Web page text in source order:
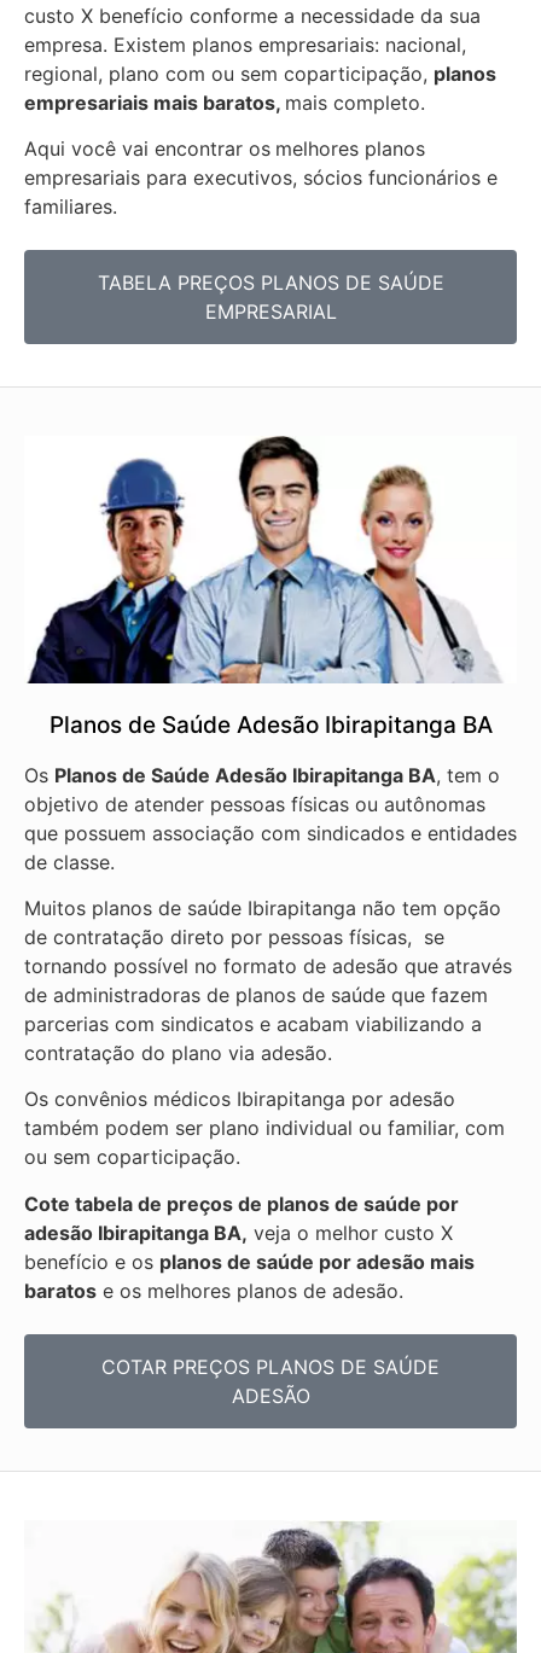
custo X benefício conforme a necessidade da sua
empresa. Existem planos empresariais: nacional,
regional, plano com ou sem coparticipação, planos
empresariais mais baratos, mais completo.
Aqui você vai encontrar os melhores planos
empresariais para executivos, sócios funcionários e
familiares.
TABELA PREÇOS PLANOS DE SAÚDE
EMPRESARIAL
Planos de Saúde Adesão Ibirapitanga BA
Os Planos de Saúde Adesão Ibirapitanga BA, tem o
objetivo de atender pessoas físicas ou autônomas
que possuem associação com sindicados e entidades
de classe.
Muitos planos de saúde Ibirapitanga não tem opção
de contratação direto por pessoas físicas, se
tornando possível no formato de adesão que através
de administradoras de planos de saúde que fazem
parcerias com sindicatos e acabam viabilizando a
contratação do plano via adesão.
Os convênios médicos Ibirapitanga por adesão
também podem ser plano individual ou familiar, com
ou sem coparticipação.
Cote tabela de preços de planos de saúde por
adesão Ibirapitanga BA, veja o melhor custo X
benefício e os planos de saúde por adesão mais
baratos e os melhores planos de adesão.
COTAR PREÇOS PLANOS DE SAÚDE
ADESÃO